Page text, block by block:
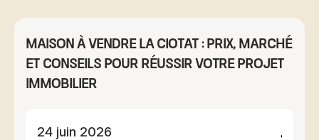
Maison à vendre La Ciotat : prix, marché
et conseils pour réussir votre projet
immobilier
24 juin 2026